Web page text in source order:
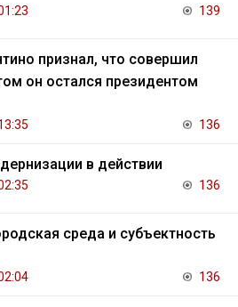
139
признал, что совершил
он остался президентом
136
в действии
136
среда и субъектность
136